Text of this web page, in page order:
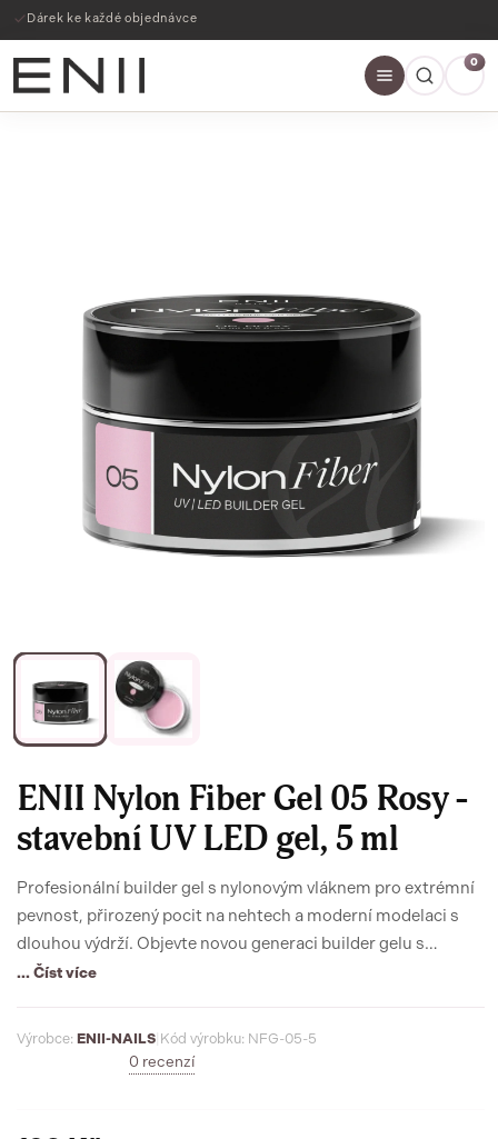
Dárek ke každé objednávce
0
ENII Nylon Fiber Gel 05 Rosy -
stavební UV LED gel, 5 ml
Profesionální builder gel s nylonovým vláknem pro extrémní
pevnost, přirozený pocit na nehtech a moderní modelaci s
dlouhou výdrží. Objevte novou generaci builder gelu s
nylonovým vláknem - pro nehty silnější, krásnější a
... Číst více
Výrobce: ENII-NAILS Kód výrobku: NFG-05-5
0 recenzí